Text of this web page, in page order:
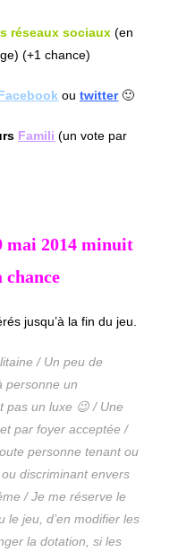
réseaux sociaux (en
(+1 chance)
ou twitter🙂
Famili (un vote par
mai 2014 minuit
jusqu’à la fin du jeu.
/ Un peu de
personne un
pas un luxe 😉 / Une
par foyer acceptée /
personne tenant ou
discriminant envers
/ Je me réserve le
le jeu, d’en modifier les
la dotation, si les